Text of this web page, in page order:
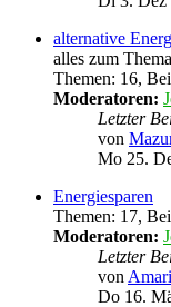
alternative
alles zum
Themen: 16,
Moderatoren:
Letzter
von
Mo 25.
Energiesparen
Themen: 17,
Moderatoren:
Letzter
von
Do 16.